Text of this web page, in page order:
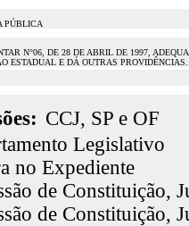
PÚBLICA
N°06, DE 28 DE ABRIL DE 1997,
ESTADUAL E DÁ OUTRAS PROVIDÊNCIAS.
CCJ, SP e OF
Legislativo
no Expediente
de Constituição,
de Constituição,